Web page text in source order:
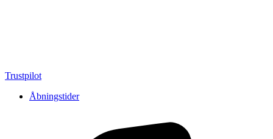
Trustpilot
Åbningstider